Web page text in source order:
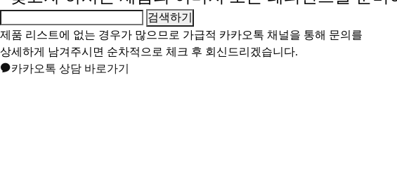
제품 리스트에 없는 경우가 많으므로 가급적 카카오톡 채널을 통해 문의를
상세하게 남겨주시면 순차적으로 체크 후 회신드리겠습니다.
카카오톡 상담 바로가기